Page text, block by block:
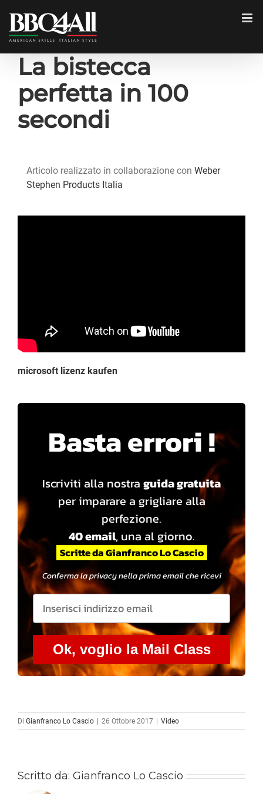
contenuto
La bistecca
perfetta in 100
secondi
Articolo realizzato in collaborazione con Weber
Stephen Products Italia
microsoft lizenz kaufen
Basta errori !
Iscriviti alla nostra guida gratuita
per imparare a grigliare alla
perfezione.
40 email, una al giorno.
Scritte da Gianfranco Lo Cascio
Conferma la privacy nella prima email che ricevi
Ok, voglio la Mail Class
Di Gianfranco Lo Cascio | 26 Ottobre 2017 | Video
Scritto da: Gianfranco Lo Cascio